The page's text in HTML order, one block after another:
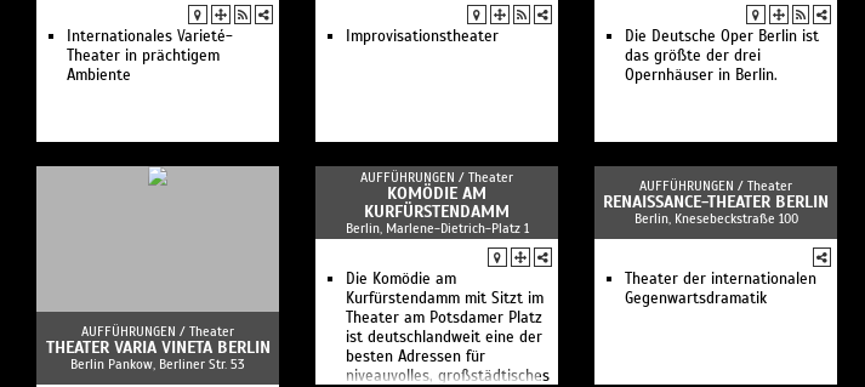
Internationales Varieté-
Theater in prächtigem
Ambiente
Improvisationstheater
Die Deutsche Oper Berlin ist
das größte der drei
Opernhäuser in Berlin.
AUFFÜHRUNGEN / Theater
THEATER VARIA VINETA BERLIN
Berlin Pankow, Berliner Str. 53
AUFFÜHRUNGEN / Theater
KOMÖDIE AM
KURFÜRSTENDAMM
Berlin, Marlene-Dietrich-Platz 1
Die Komödie am
Kurfürstendamm mit Sitzt im
Theater am Potsdamer Platz
ist deutschlandweit eine der
besten Adressen für
niveauvolles, großstädtisches
AUFFÜHRUNGEN / Theater
RENAISSANCE-THEATER BERLIN
Berlin, Knesebeckstraße 100
Theater der internationalen
Gegenwartsdramatik